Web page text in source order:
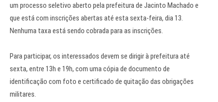
um processo seletivo aberto pela prefeitura de Jacinto Machado e
que está com inscrições abertas até esta sexta-feira, dia 13.
Nenhuma taxa está sendo cobrada para as inscrições.
Para participar, os interessados devem se dirigir à prefeitura até
sexta, entre 13h e 19h, com uma cópia de documento de
identificação com foto e certificado de quitação das obrigações
militares.